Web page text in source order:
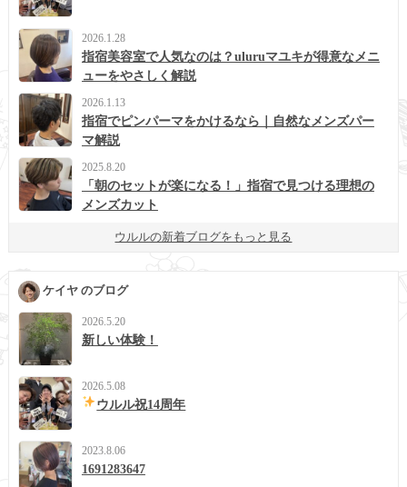
2026.1.28
指宿美容室で人気なのは？uluruマユキが得意なメニ
ューをやさしく解説
2026.1.13
指宿でピンパーマをかけるなら｜自然なメンズパー
マ解説
2025.8.20
「朝のセットが楽になる！」指宿で見つける理想の
メンズカット
ウルルの新着ブログをもっと見る
ケイヤ のブログ
2026.5.20
新しい体験！
2026.5.08
ウルル祝14周年
2023.8.06
1691283647